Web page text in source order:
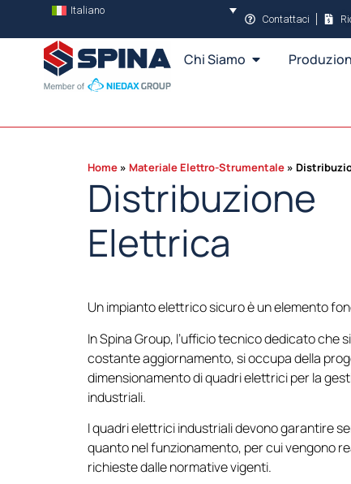
Italiano
Contattaci
Chi Siamo
Home Materiale Elettro-Strumentale
Distribuzione
Elettrica
Un impianto elettrico sicuro è un elemento
In Spina Group, l’ufficio tecnico dedicato che
costante aggiornamento, si occupa della
dimensionamento di quadri elettrici per la
industriali.
I quadri elettrici industriali devono garantire
quanto nel funzionamento, per cui vengono
richieste dalle normative vigenti.